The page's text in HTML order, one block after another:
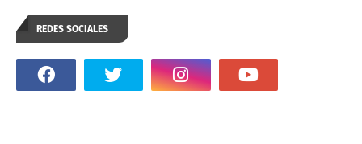
REDES SOCIALES